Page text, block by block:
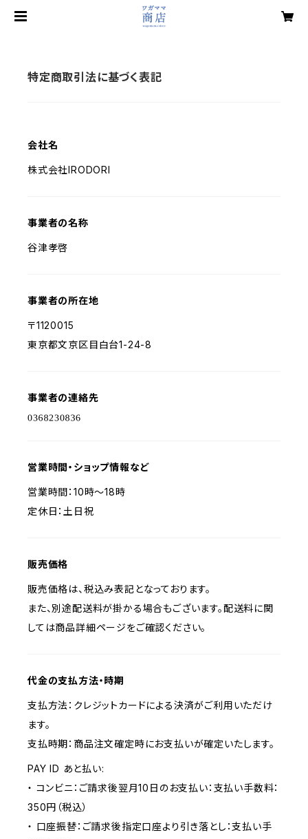
特定商取引法に基づく表記
会社名
株式会社IRODORI
事業者の名称
谷津孝啓
事業者の所在地
〒1120015
東京都文京区目白台1-24-8
事業者の連絡先
営業時間・ショップ情報など
営業時間：10時〜18時
定休日：土日祝
販売価格
販売価格は、税込み表記となっております。
また、別途配送料が掛かる場合もございます。配送料に関
しては商品詳細ページをご確認ください。
代金の支払方法・時期
支払方法：クレジットカードによる決済がご利用いただけ
ます。
支払時期：商品注文確定時にお支払いが確定いたします。
PAY ID あと払い:
・ コンビニ：ご請求後翌月10日のお支払い：支払い手数料：
350円（税込）
・ 口座振替：ご請求後指定口座より引き落とし：支払い手